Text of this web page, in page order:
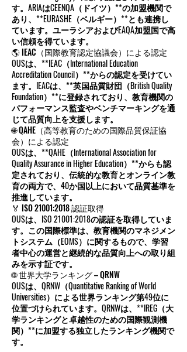
OUSは、**ARIA（Accreditation and Rating
International Agency）により認定されていま
す。ARIAはCEENQA（ドイツ）**の加盟機関で
あり、**EURASHE（ベルギー）**とも連携し
ています。ユーラシアおよびEAQA加盟国で高
い信頼を得ています。
🌎 IEAC（国際教育認定協議会）による認定
OUSは、**IEAC（International Education
Accreditation Council）**からの認定を受けてい
ます。IEACは、**英国品質財団（British Quality
Foundation）**に登録されており、教育機関の
パフォーマンス監査やベンチマーキングを通
じて品質向上を支援します。
🌐 QAHE（高等教育のための国際品質保証協
会）による認定
OUSは、**QAHE（International Association for
Quality Assurance in Higher Education）**からも認
定されており、伝統的な教育とオンライン教
育の両方で、40か国以上において品質基準を
推進しています。
🏅 ISO 21001:2018 認証取得
OUSは、ISO 21001:2018の認証を取得していま
す。この国際標準は、教育機関のマネジメン
トシステム（EOMS）に関するもので、学習
者中心の運営と継続的な品質向上への取り組
みを示す証です。
🌐 世界大学ランキング – QRNW
OUSは、QRNW（Quantitative Ranking of World
Universities）による世界ランキング第49位に
位置づけられています。QRNWは、**IREG（大
学ランキングと卓越性のための国際観測機